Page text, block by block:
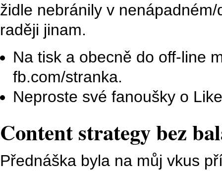
židle nebránily v
raději jinam.
Na tisk a obecně do off-line
fb.com/stranka.
Neproste své fanoušky o
Content strategy bez
Přednáška byla na můj vkus